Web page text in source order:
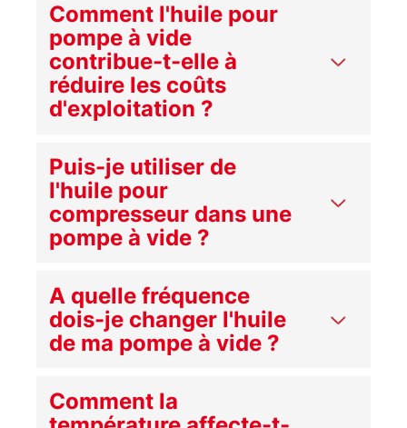
Comment l'huile pour
pompe à vide
contribue-t-elle à
réduire les coûts
d'exploitation ?
Puis-je utiliser de
l'huile pour
compresseur dans une
pompe à vide ?
A quelle fréquence
dois-je changer l'huile
de ma pompe à vide ?
Comment la